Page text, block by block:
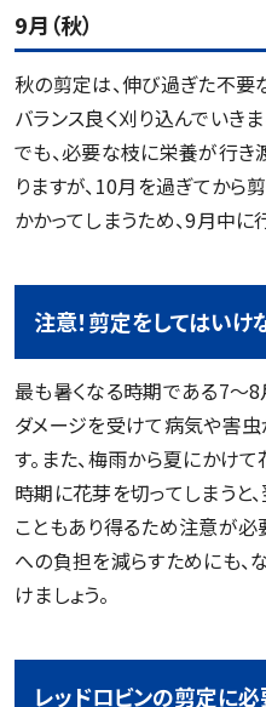
9月（秋）
秋の剪定は、伸び過ぎた不要
バランス良く刈り込んでいき
でも、必要な枝に栄養が行き
りますが、10月を過ぎてか
かかってしまうため、9月中に
注意！剪定をしてはいけ
最も暑くなる時期である7～
ダメージを受けて病気や害虫
す。また、梅雨から夏にかけ
時期に花芽を切ってしまうと
こともあり得るため注意が必
への負担を減らすためにも、
けましょう。
レッドロビンの剪定に